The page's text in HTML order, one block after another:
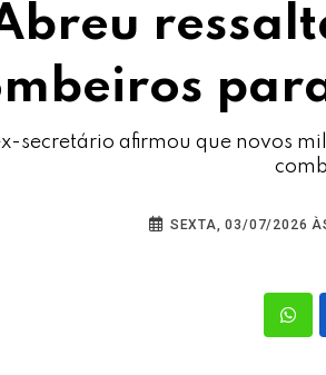
secretário afirmou que novos
SEXTA, 03/07/2026